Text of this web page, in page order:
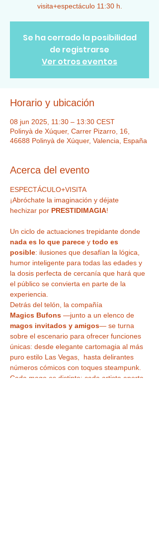
visita+espectáculo 11:30 h.
Se ha cerrado la posibilidad
de registrarse
Ver otros eventos
Horario y ubicación
08 jun 2025, 11:30 – 13:30 CEST
Polinyà de Xúquer, Carrer Pizarro, 16,
46688 Polinyà de Xúquer, Valencia, España
Acerca del evento
ESPECTÁCULO+VISITA
¡Abróchate la imaginación y déjate
hechizar por PRESTIDIMAGIA!
Un ciclo de actuaciones trepidante donde
nada es lo que parece y todo es
posible: ilusiones que desafían la lógica,
humor inteligente para todas las edades y
la dosis perfecta de cercanía que hará que
el público se convierta en parte de la
experiencia.
Detrás del telón, la compañía
Magics Bufons —junto a un elenco de
magos invitados y amigos— se turna
sobre el escenario para ofrecer funciones
únicas: desde elegante cartomagia al más
puro estilo Las Vegas,  hasta delirantes
números cómicos con toques steampunk.
Cada mago es distinto; cada artista aporta